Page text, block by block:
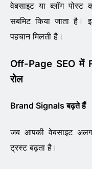
वेबसाइट या ब्लॉग पोस्ट
सबमिट किया जाता
पहचान मिलती है।
Off-Page SEO में
रोल
Brand Signals बढ़ते हैं
जब आपकी वेबसाइट
ट्रस्ट बढ़ता है।